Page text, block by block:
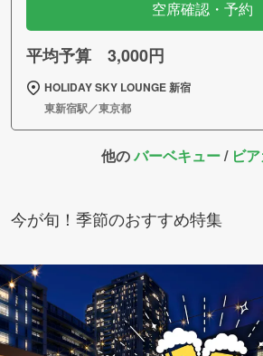
空席確認・予約
平均予算 3,000円
HOLIDAY SKY LOUNGE 新宿
東新宿駅／東京都
他のバーベキュー/ ビ
今が旬！季節のおすすめ特集